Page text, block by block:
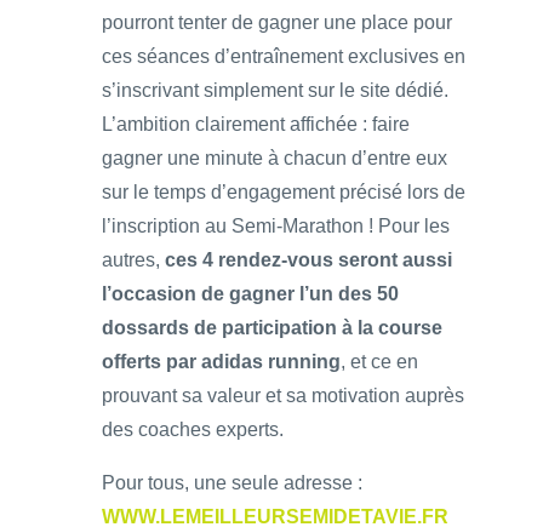
pourront tenter de gagner une place pour
ces séances d’entraînement exclusives en
s’inscrivant simplement sur le site dédié.
L’ambition clairement affichée : faire
gagner une minute à chacun d’entre eux
sur le temps d’engagement précisé lors de
l’inscription au Semi-Marathon ! Pour les
autres, ces 4 rendez-vous seront aussi
l’occasion de gagner l’un des 50
dossards de participation à la course
offerts par adidas running, et ce en
prouvant sa valeur et sa motivation auprès
des coaches experts.
Pour tous, une seule adresse :
WWW.LEMEILLEURSEMIDETAVIE.FR